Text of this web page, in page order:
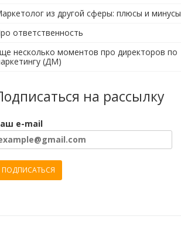
из другой сферы: плюсы и минусы
ответственность
несколько моментов про директоров по
(ДМ)
на рассылку
e-mail